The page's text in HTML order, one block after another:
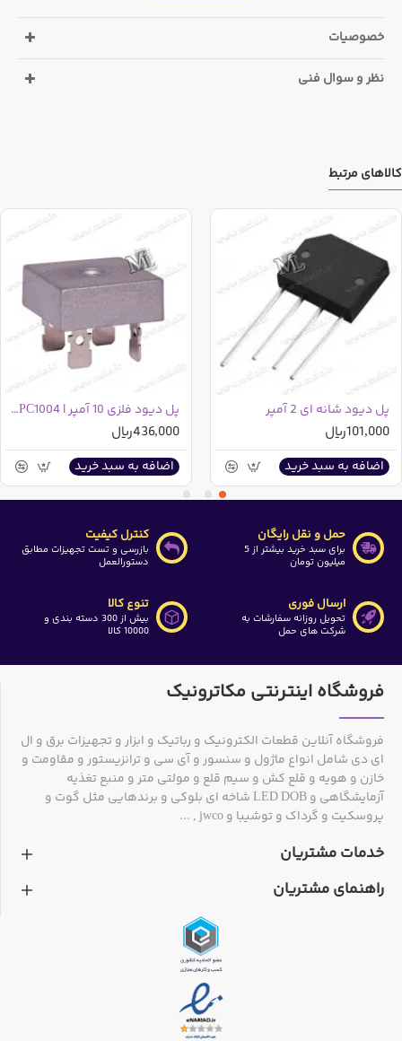
خصوصیات
نظر و سوال فنی
کالاهای مرتبط
پل دیود شانه ای 2 آمپر
101,000ریال
اضافه به سبد خرید
پل دیود فلزی 10 آمپر | KBPC1004
436,000ریال
اضافه به سبد خرید
حمل و نقل رایگان
برای سبد خرید بیشتر از 5
میلیون تومان
کنترل کیفیت
بازرسی و تست تجهیزات مطابق
دستورالعمل
ارسال فوری
تحویل روزانه سفارشات به
شرکت های حمل
تنوع کالا
بیش از 300 دسته بندی و
10000 کالا
فروشگاه اینترنتی مکاترونیک
فروشگاه آنلاین قطعات الکترونیک و رباتیک و ابزار و تجهیزات برق و ال
ای دی شامل انواع ماژول و سنسور و آی سی و ترانزیستور و مقاومت و
خازن و هویه و قلع کش و سیم قلع و مولتی متر و منبع تغذیه
آزمایشگاهی و LED DOB شاخه ای بلوکی و برندهایی مثل گوت و
پروسکیت و گرداک و توشیبا و jwco , ...
خدمات مشتریان
راهنمای مشتریان